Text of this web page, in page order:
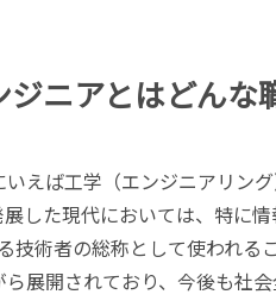
ジニアとはどんな
えば工学（エンジニアリン
展した現代においては、特に
技術者の総称として使われる
展開されており、今後も社